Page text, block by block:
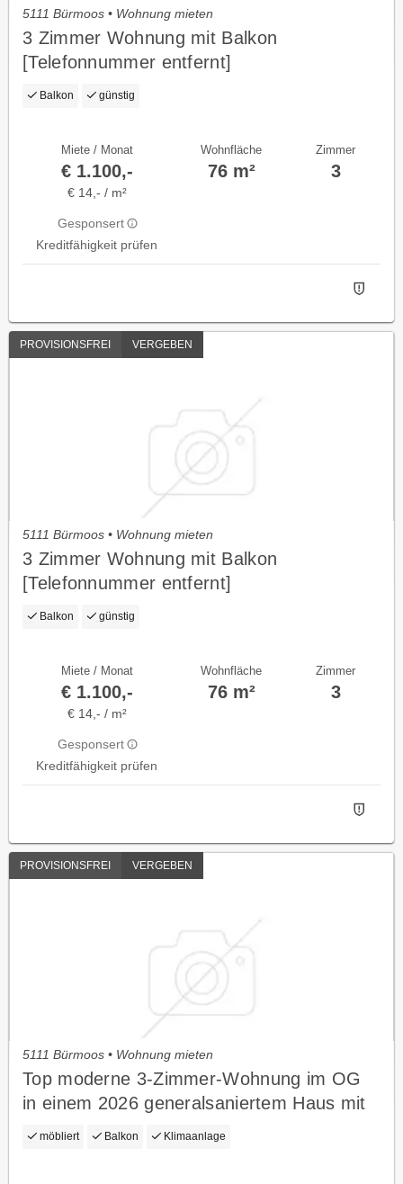
5111 Bürmoos • Wohnung mieten
3 Zimmer Wohnung mit Balkon
[Telefonnummer entfernt]
Balkon günstig
Miete / Monat
€ 1.100,-
€ 14,- / m²
Gesponsert
Kreditfähigkeit prüfen
Wohnfläche
76 m²
Zimmer
3
PROVISIONSFREI VERGEBEN
5111 Bürmoos • Wohnung mieten
3 Zimmer Wohnung mit Balkon
[Telefonnummer entfernt]
Balkon günstig
Miete / Monat
€ 1.100,-
€ 14,- / m²
Gesponsert
Kreditfähigkeit prüfen
Wohnfläche
76 m²
Zimmer
3
PROVISIONSFREI VERGEBEN
5111 Bürmoos • Wohnung mieten
Top moderne 3-Zimmer-Wohnung im OG
in einem 2026 generalsaniertem Haus mit
großen Balkon, Internet, Klima und E-
möbliert Balkon Klimaanlage